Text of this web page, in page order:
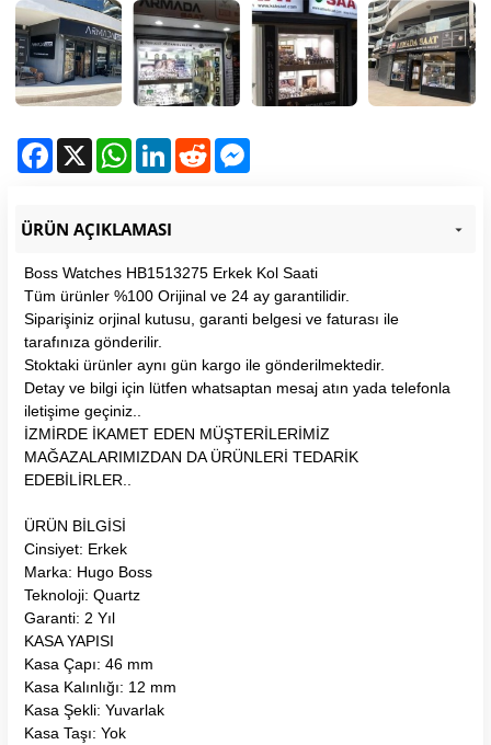
Facebook WhatsAppLinkedInReddit
ÜRÜN AÇIKLAMASI
Boss Watches HB1513275 Erkek Kol Saati
Tüm ürünler %100 Orijinal ve 24 ay garantilidir.
Siparişiniz orjinal kutusu, garanti belgesi ve faturası ile
tarafınıza gönderilir.
Stoktaki ürünler aynı gün kargo ile gönderilmektedir.
Detay ve bilgi için lütfen whatsaptan mesaj atın yada telefonla
iletişime geçiniz..
İZMİRDE İKAMET EDEN MÜŞTERİLERİMİZ
MAĞAZALARIMIZDAN DA ÜRÜNLERİ TEDARİK
EDEBİLİRLER..
ÜRÜN BİLGİSİ
Cinsiyet: Erkek
Marka: Hugo Boss
Teknoloji: Quartz
Garanti: 2 Yıl
KASA YAPISI
Kasa Çapı: 46 mm
Kasa Kalınlığı: 12 mm
Kasa Şekli: Yuvarlak
Kasa Taşı: Yok